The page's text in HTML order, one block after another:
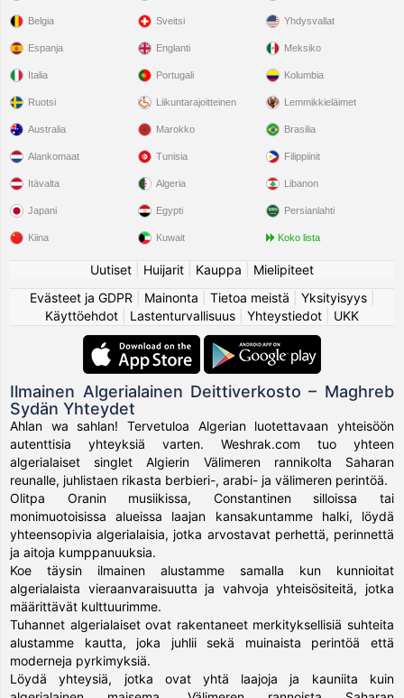
Belgia
Espanja
Italia
Ruotsi
Sveitsi
Englanti
Portugali
Liikuntarajoitteinen
Yhdysvallat
Meksiko
Kolumbia
Lemmikkieläimet
Australia
Alankomaat
Itävalta
Japani
Kiina
Marokko
Tunisia
Algeria
Egypti
Kuwait
Brasilia
Filippiinit
Libanon
Persianlahti
Koko lista
Uutiset Huijarit Kauppa
Mielipiteet
Evästeet ja GDPR
Mainonta Tietoa meistä Yksityisyys|
Käyttöehdot
Lastenturvallisuus Yhteystiedot UKK
Ilmainen Algerialainen Deittiverkosto – Maghreb
Sydän Yhteydet
Ahlan wa sahlan! Tervetuloa Algerian luotettavaan yhteisöön
autenttisia yhteyksiä varten. Weshrak.com tuo yhteen
algerialaiset singlet Algierin Välimeren rannikolta Saharan
reunalle, juhlistaen rikasta berbieri-, arabi- ja välimeren perintöä.
Olitpa Oranin musiikissa, Constantinen silloissa tai
monimuotoisissa alueissa laajan kansakuntamme halki, löydä
yhteensopivia algerialaisia, jotka arvostavat perhettä, perinnettä
ja aitoja kumppanuuksia.
Koe täysin ilmainen alustamme samalla kun kunnioitat
algerialaista vieraanvaraisuutta ja vahvoja yhteisösiteitä, jotka
määrittävät kulttuurimme.
Tuhannet algerialaiset ovat rakentaneet merkityksellisiä suhteita
alustamme kautta, joka juhlii sekä muinaista perintöä että
moderneja pyrkimyksiä.
Löydä yhteysiä, jotka ovat yhtä laajoja ja kauniita kuin